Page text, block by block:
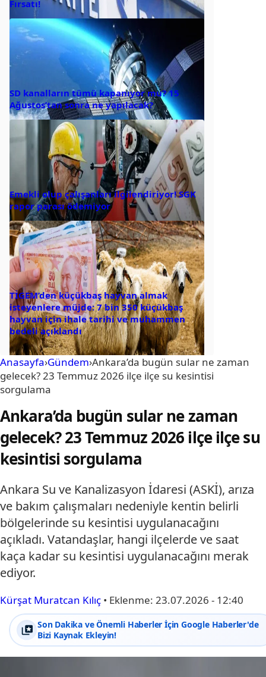
Fırsatı!
SD kanalların tümü kapanıyor mu? 15
Ağustos’tan sonra ne yapılacak?
Emekli olup çalışanları ilgilendiriyor! SGK
rapor parası ödemiyor
TİGEM’den küçükbaş hayvan almak
isteyenlere müjde: 7 bin 350 küçükbaş
hayvan için ihale tarihi ve muhammen
bedeli açıklandı
Anasayfa›Gündem›Ankara’da bugün sular ne zaman
gelecek? 23 Temmuz 2026 ilçe ilçe su kesintisi
sorgulama
Ankara’da bugün sular ne zaman
gelecek? 23 Temmuz 2026 ilçe ilçe su
kesintisi sorgulama
Ankara Su ve Kanalizasyon İdaresi (ASKİ), arıza
ve bakım çalışmaları nedeniyle kentin belirli
bölgelerinde su kesintisi uygulanacağını
açıkladı. Vatandaşlar, hangi ilçelerde ve saat
kaça kadar su kesintisi uygulanacağını merak
ediyor.
Kürşat Muratcan Kılıç • Eklenme: 23.07.2026 - 12:40
Son Dakika ve Önemli Haberler İçin Google Haberler'de
Bizi Kaynak Ekleyin!